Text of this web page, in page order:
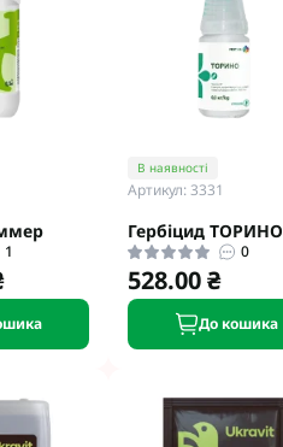
Під
1
В наявності
Артикул: 3331
Гербіцид ТОРИНО
0
528.00 ₴
До кошика